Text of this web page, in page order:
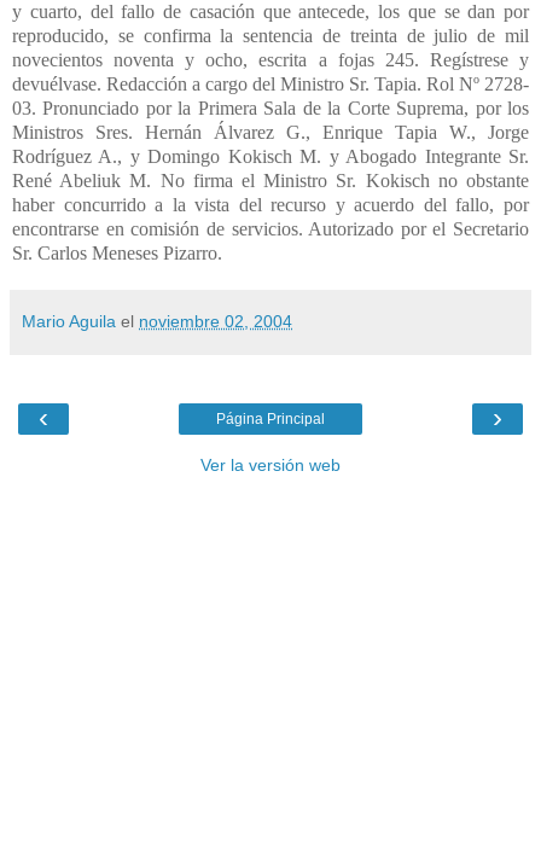
y cuarto, del fallo de casación que antecede, los que se dan por
reproducido, se confirma la sentencia de treinta de julio de mil
novecientos noventa y ocho, escrita a fojas 245. Regístrese y
devuélvase. Redacción a cargo del Ministro Sr. Tapia. Rol Nº 2728-
03. Pronunciado por la Primera Sala de la Corte Suprema, por los
Ministros Sres. Hernán Álvarez G., Enrique Tapia W., Jorge
Rodríguez A., y Domingo Kokisch M. y Abogado Integrante Sr.
René Abeliuk M. No firma el Ministro Sr. Kokisch no obstante
haber concurrido a la vista del recurso y acuerdo del fallo, por
encontrarse en comisión de servicios. Autorizado por el Secretario
Sr. Carlos Meneses Pizarro.
Mario Aguila el noviembre 02, 2004
‹ ›
Página Principal
Ver la versión web